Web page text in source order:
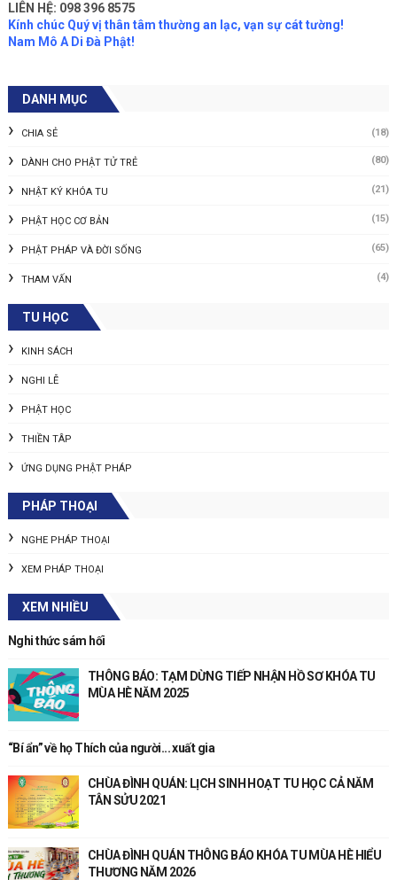
LIÊN HỆ: 098 396 8575
Kính chúc Quý vị thân tâm thường an lạc, vạn sự cát tường!
Nam Mô A Di Đà Phật!
DANH MỤC
CHIA SẺ (18)
DÀNH CHO PHẬT TỬ TRẺ (80)
NHẬT KÝ KHÓA TU (21)
PHẬT HỌC CƠ BẢN (15)
PHẬT PHÁP VÀ ĐỜI SỐNG (65)
THAM VẤN (4)
TU HỌC
KINH SÁCH
NGHI LỄ
PHẬT HỌC
THIỀN TÂP
ỨNG DỤNG PHẬT PHÁP
PHÁP THOẠI
NGHE PHÁP THOẠI
XEM PHÁP THOẠI
XEM NHIỀU
Nghi thức sám hối
THÔNG BÁO: TẠM DỪNG TIẾP NHẬN HỒ SƠ KHÓA TU
MÙA HÈ NĂM 2025
“Bí ẩn” về họ Thích của người... xuất gia
CHÙA ĐÌNH QUÁN: LỊCH SINH HOẠT TU HỌC CẢ NĂM
TÂN SỬU 2021
CHÙA ĐÌNH QUÁN THÔNG BÁO KHÓA TU MÙA HÈ HIỂU
THƯƠNG NĂM 2026